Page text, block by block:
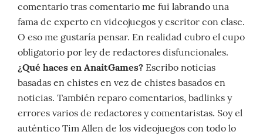
comentario tras comentario me fui labrando una
fama de experto en videojuegos y escritor con clase.
O eso me gustaría pensar. En realidad cubro el cupo
obligatorio por ley de redactores disfuncionales.
¿Qué haces en AnaitGames? Escribo noticias
basadas en chistes en vez de chistes basados en
noticias. También reparo comentarios, badlinks y
errores varios de redactores y comentaristas. Soy el
auténtico Tim Allen de los videojuegos con todo lo